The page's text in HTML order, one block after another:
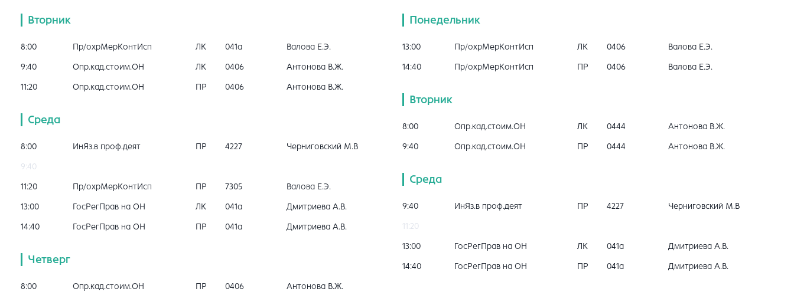
Вторник
8:00 Пр/охрМерКонтИсп ЛК 041a Валова Е.Э.
9:40 Опр.кад.стоим.ОН ЛК 0406 Антонова В.Ж.
11:20 Опр.кад.стоим.ОН ПР 0406 Антонова В.Ж.
Среда
8:00 ИнЯз.в проф.деят ПР 4227 Черниговский М.В
9:40
11:20 Пр/охрМерКонтИсп ПР 7305 Валова Е.Э.
13:00 ГосРегПрав на ОН ЛК 041a Дмитриева А.В.
14:40 ГосРегПрав на ОН ПР 041a Дмитриева А.В.
Четверг
8:00 Опр.кад.стоим.ОН ПР 0406 Антонова В.Ж.
Понедельник
13:00 Пр/охрМерКонтИсп ЛК 0406 Валова Е.Э.
14:40 Пр/охрМерКонтИсп ПР 0406 Валова Е.Э.
Вторник
8:00 Опр.кад.стоим.ОН ЛК 0444 Антонова В.Ж.
9:40 Опр.кад.стоим.ОН ПР 0444 Антонова В.Ж.
Среда
9:40 ИнЯз.в проф.деят ПР 4227 Черниговский М.В
11:20
13:00 ГосРегПрав на ОН ЛК 041a Дмитриева А.В.
14:40 ГосРегПрав на ОН ПР 041a Дмитриева А.В.